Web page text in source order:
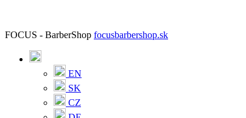
FOCUS - BarberShop focusbarbershop.sk
EN
SK
CZ